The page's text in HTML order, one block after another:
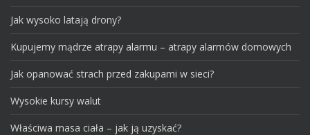
Jak wysoko latają drony?
Kupujemy mądrze atrapy alarmu – atrapy alarmów domowych
Jak opanować strach przed zakupami w sieci?
Wysokie kursy walut
Właściwa masa ciała – jak ją uzyskać?